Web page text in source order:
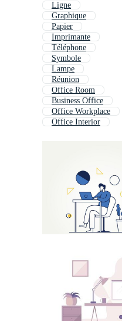
Ligne
Graphique
Papier
Imprimante
Téléphone
Symbole
Lampe
Réunion
Office Room
Business Office
Office Workplace
Office Interior